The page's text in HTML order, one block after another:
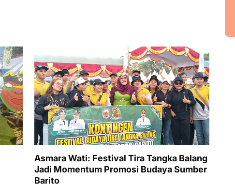
Asmara Wati: Festival Tira Tangka Balang
Jadi Momentum Promosi Budaya Sumber
Barito